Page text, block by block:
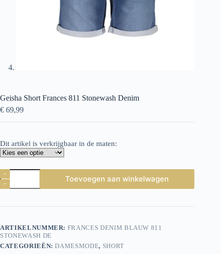
Geisha Short Frances 811 Stonewash Denim
€ 69,99
Dit artikel is verkrijgbaar in de maten:
Geisha
Short
Frances
Stonewash
Toevoegen aan winkelwagen
ARTIKELNUMMER: FRANCES DENIM BLAUW 811
STONEWASH DE
CATEGORIEËN:DAMESMODE, SHORT